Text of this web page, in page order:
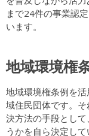
まで24件の事業認
います。
地域環境権
地域環境権条例を
域住民団体です。
決方法の手段とし
うかを自ら決定し